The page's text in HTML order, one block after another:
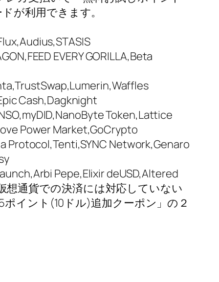
が利用できます。
EVERY GORILLA,Beta
Cash,Dagknight
Token,Lattice
Power Market,GoCrypto
Protocol,Tenti,SYNC Network,Genaro
Pepe,Elixir deUSD,Altered
想通貨での決済には対応していない
イント(10ドル)追加クーポン」の２